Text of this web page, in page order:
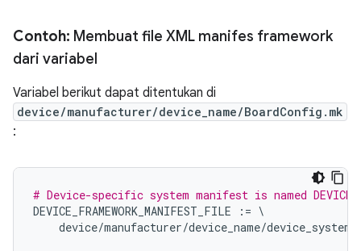
Contoh: Membuat file XML manifes framework
dari variabel
Variabel berikut dapat ditentukan di
device/manufacturer/device_name/BoardConfig.mk
:
# Device-specific system manifest is named
DEVICE_FRAMEWORK_MANIFEST_FILE
:= \
device/manufacturer/device_name/